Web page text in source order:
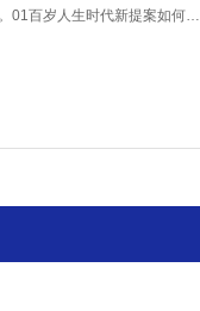
01百岁人生时代新提案如何…